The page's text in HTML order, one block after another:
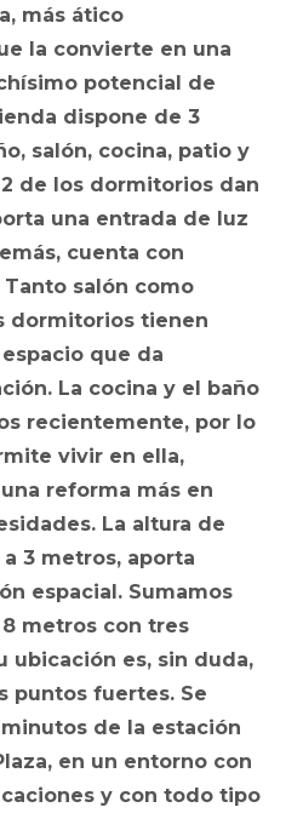
más ático
la convierte en una
potencial de
dispone de 3
salón, cocina, patio y
de los dormitorios dan
una entrada de luz
cuenta con
salón como
dormitorios tienen
que da
La cocina y el baño
recientemente, por lo
vivir en ella,
reforma más en
La altura de
3 metros, aporta
espacial. Sumamos
metros con tres
ubicación es, sin duda,
puntos fuertes. Se
de la estación
en un entorno con
y con todo tipo